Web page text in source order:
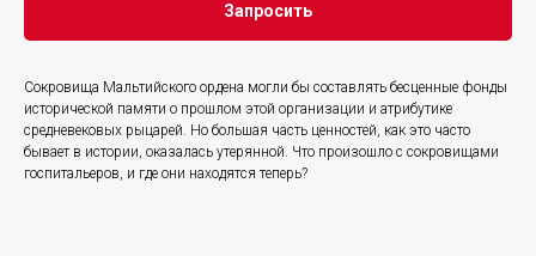
Запросить
Сокровища Мальтийского ордена могли бы составлять бесценные фонды
исторической памяти о прошлом этой организации и атрибутике
средневековых рыцарей. Но большая часть ценностей, как это часто
бывает в истории, оказалась утерянной. Что произошло с сокровищами
госпитальеров, и где они находятся теперь?